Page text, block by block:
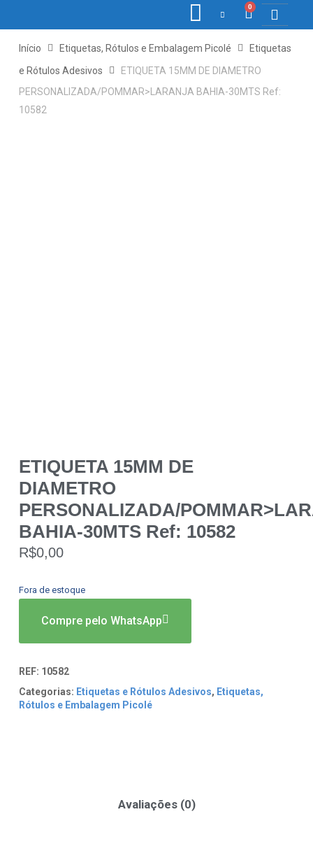
0
Início Etiquetas, Rótulos e Embalagem Picolé
Etiquetas
e Rótulos Adesivos
ETIQUETA 15MM DE DIAMETRO
PERSONALIZADA/POMMAR>LARANJA BAHIA-30MTS Ref:
10582
ETIQUETA 15MM DE
DIAMETRO
PERSONALIZADA/
BAHIA-30MTS Ref: 10582
R$0,00
Fora de estoque
Compre pelo WhatsApp
REF: 10582
Categorias: Etiquetas e Rótulos Adesivos, Etiquetas,
Rótulos e Embalagem Picolé
Avaliações (0)